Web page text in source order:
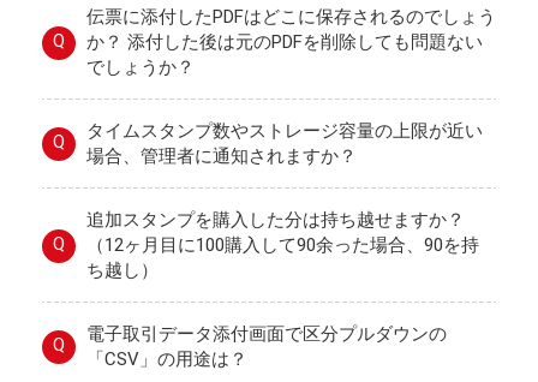
Q
伝票に添付したPDFはどこに保存されるのでしょう
か？ 添付した後は元のPDFを削除しても問題ない
でしょうか？
Q
タイムスタンプ数やストレージ容量の上限が近い
場合、管理者に通知されますか？
Q
追加スタンプを購入した分は持ち越せますか？
（12ヶ月目に100購入して90余った場合、90を持
ち越し）
Q
電子取引データ添付画面で区分プルダウンの
「CSV」の用途は？